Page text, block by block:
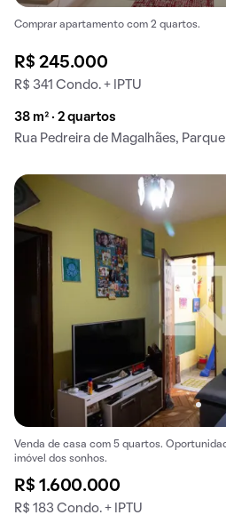
Comprar apartamento com 2 quartos.
R$ 245.000
R$ 341 Condo. + IPTU
38 m² · 2 quartos
Rua Pedreira de Magalhães,
Venda de casa com 5 quartos.
imóvel dos sonhos.
R$ 1.600.000
R$ 183 Condo. + IPTU